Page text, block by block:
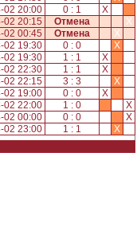
02 20:00 0 : 1
X
02 20:15 Отмена
X
02 00:45 Отмена
X
02 19:30 0 : 0
X
02 19:30 1 : 1
X
02 22:30 1 : 1
X
02 22:15 3 : 3
X
02 19:00 0 : 0
X
02 22:00 1 : 0
X
02 00:00 0 : 0
X
02 23:00 1 : 1
X